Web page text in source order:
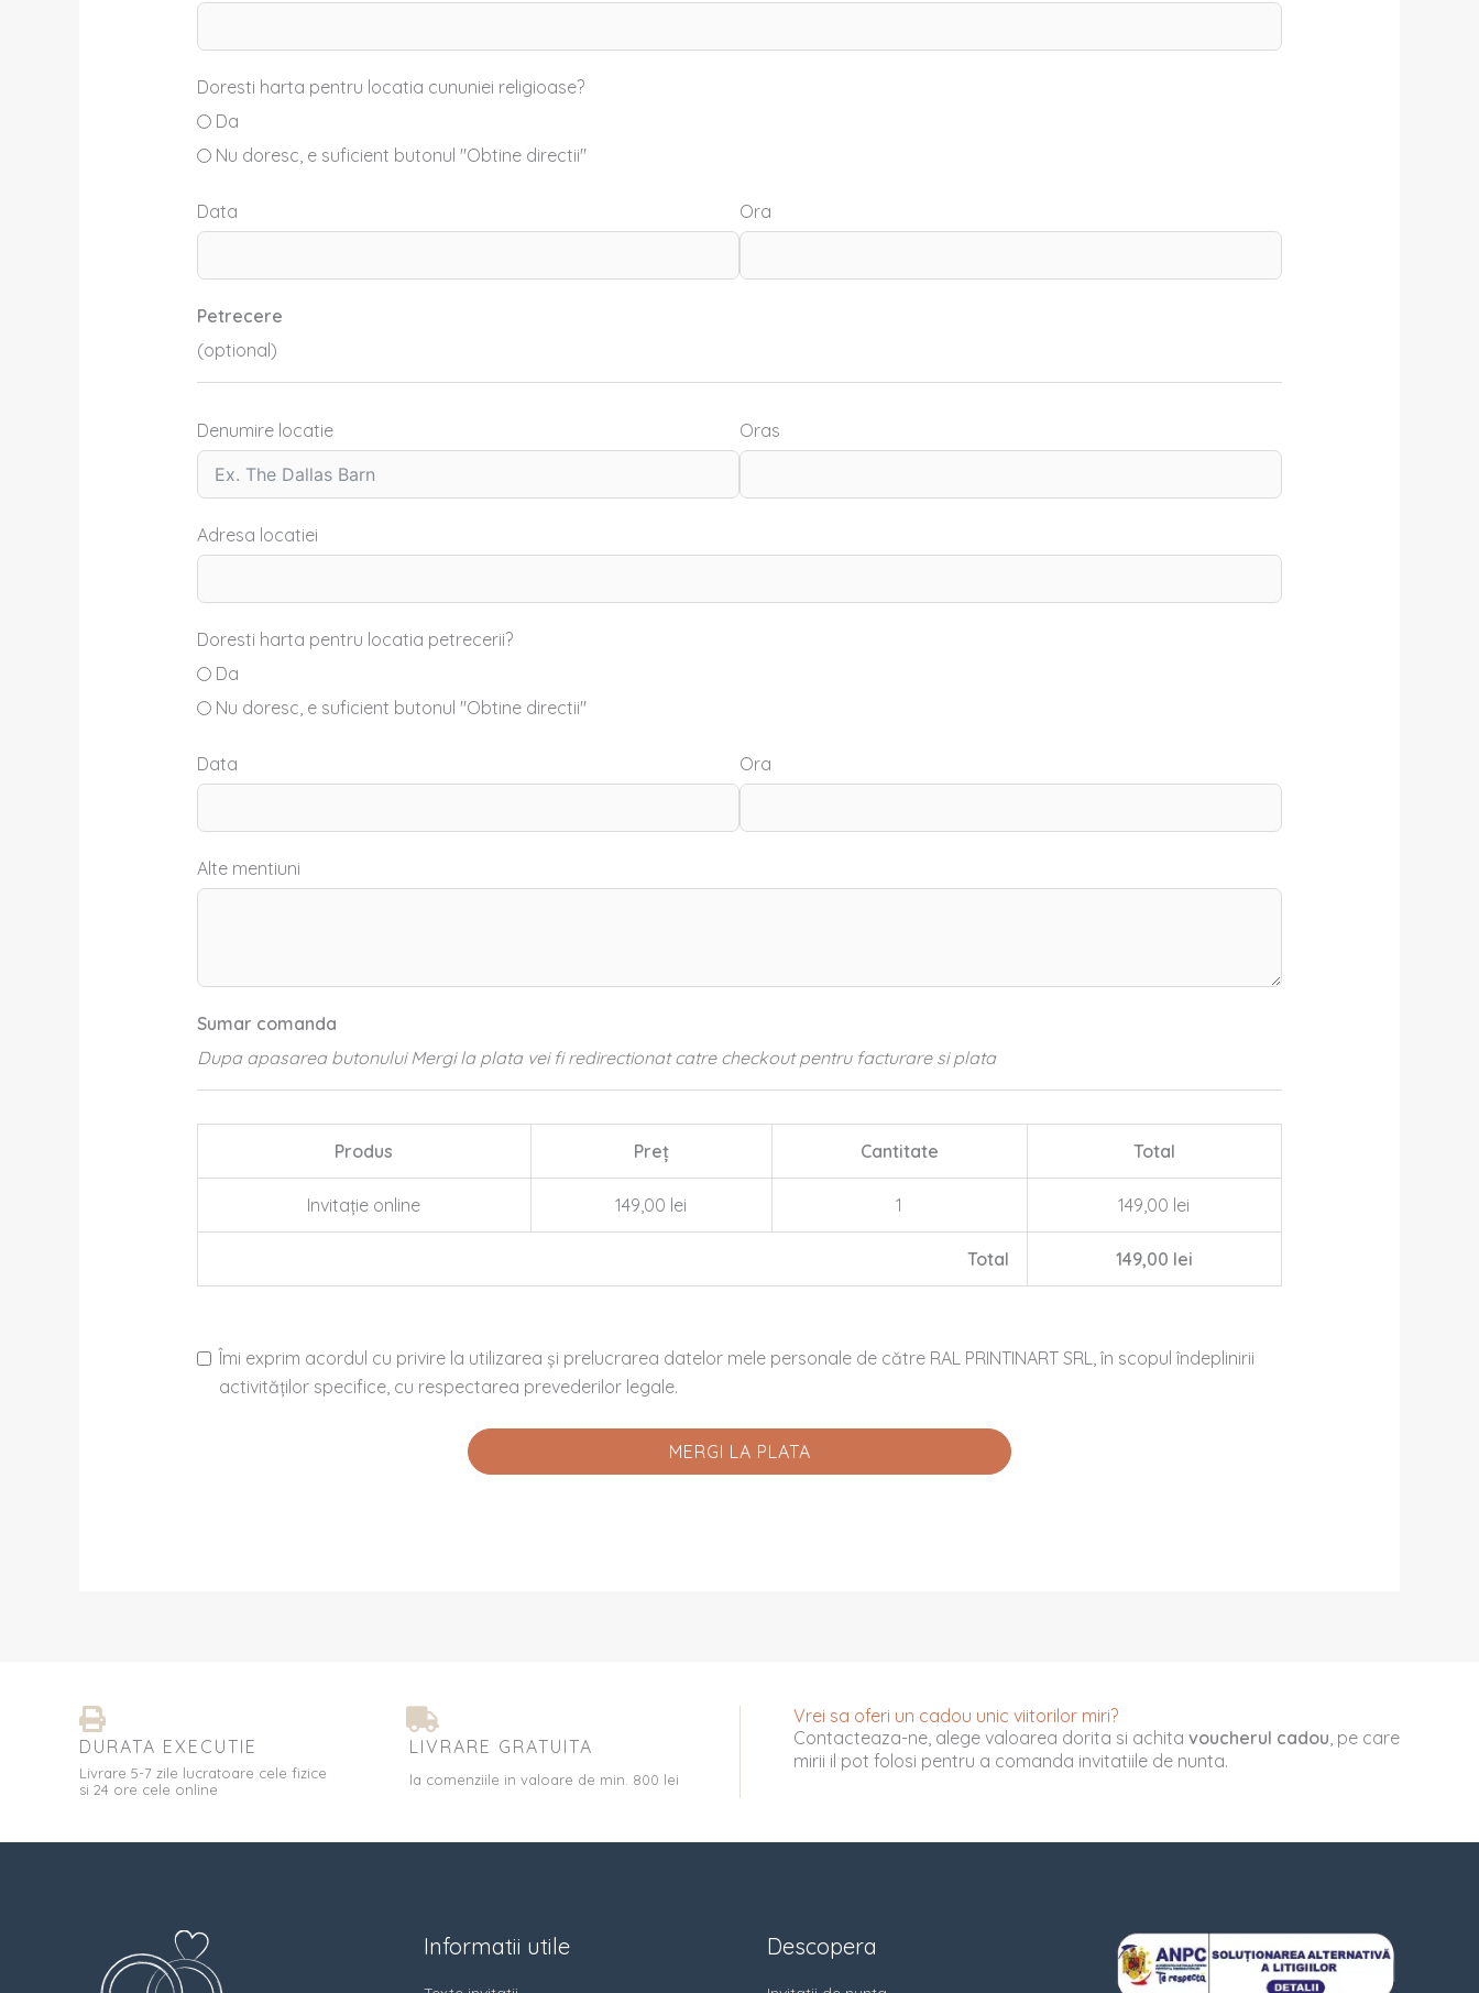
Doresti harta pentru locatia cununiei religioase?
Da
Nu doresc, e suficient butonul "Obtine directii"
Data Ora
Petrecere
(optional)
Denumire locatie Oras
Adresa locatiei
Doresti harta pentru locatia petrecerii?
Da
Nu doresc, e suficient butonul "Obtine directii"
Data Ora
Alte mentiuni
Sumar comanda
Dupa apasarea butonului Mergi la plata vei fi redirectionat catre checkout pentru facturare si plata
Produs Preț Cantitate Total
Invitație online 149,00 lei 1 149,00 lei
Total 149,00 lei
Îmi exprim acordul cu privire la utilizarea şi prelucrarea datelor mele personale de către RAL PRINTINART SRL, în scopul îndeplinirii
activităților specifice, cu respectarea prevederilor legale.
MERGI LA PLATA
DURATA EXECUTIE
Livrare 5-7 zile lucratoare cele fizice
si 24 ore cele online
LIVRARE GRATUITA
la comenziile in valoare de min. 800 lei
Vrei sa oferi un cadou unic viitorilor miri?
Contacteaza-ne, alege valoarea dorita si achita voucherul cadou , pe care
mirii il pot folosi pentru a comanda invitatiile de nunta.
Informatii utile Descopera